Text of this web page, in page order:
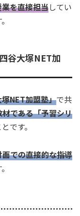
を直接担当してい
谷大塚NET加
NET加盟塾」で共
である「予習シリ
です。
での直接的な指導